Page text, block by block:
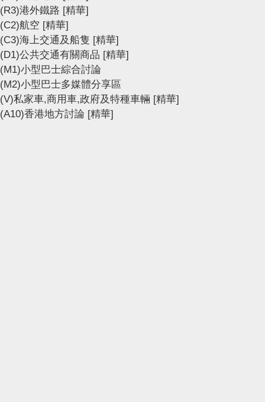
(R3)港外鐵路 [精華]
(C2)航空 [精華]
(C3)海上交通及船隻 [精華]
(D1)公共交通有關商品 [精華]
(M1)小型巴士綜合討論
(M2)小型巴士多媒體分享區
(V)私家車,商用車,政府及特種車輛 [精華]
(A10)香港地方討論 [精華]